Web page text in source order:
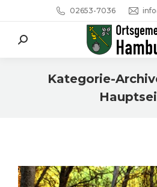
02653-7036
Search:
Kategorie-